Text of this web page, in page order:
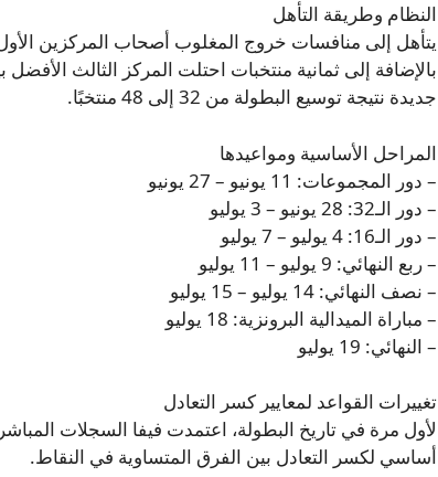
النظام وطريقة التأهل
يتأهل إلى منافسات خروج المغلوب أصحاب المركزين
جديدة نتيجة توسيع البطولة من 32 إلى 48 منتخبًا.
المراحل الأساسية ومواعيدها
– دور المجموعات: 11 يونيو – 27 يونيو
– دور الـ32: 28 يونيو – 3 يوليو
– دور الـ16: 4 يوليو – 7 يوليو
– ربع النهائي: 9 يوليو – 11 يوليو
– نصف النهائي: 14 يوليو – 15 يوليو
– مباراة الميدالية البرونزية: 18 يوليو
– النهائي: 19 يوليو
تغييرات القواعد لمعايير كسر التعادل
أساسي لكسر التعادل بين الفرق المتساوية في النقاط.